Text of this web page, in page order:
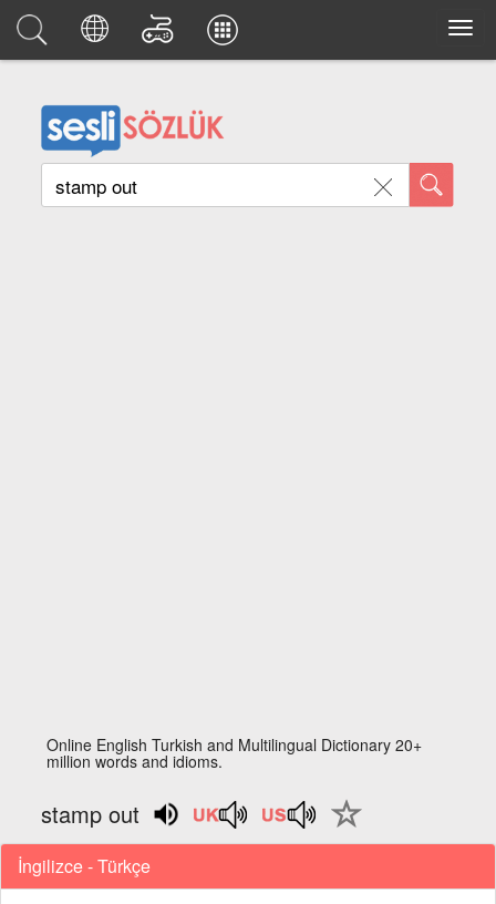
Online English Turkish and Multilingual Dictionary 20+
million words and idioms.
stamp out
İngilizce - Türkçe